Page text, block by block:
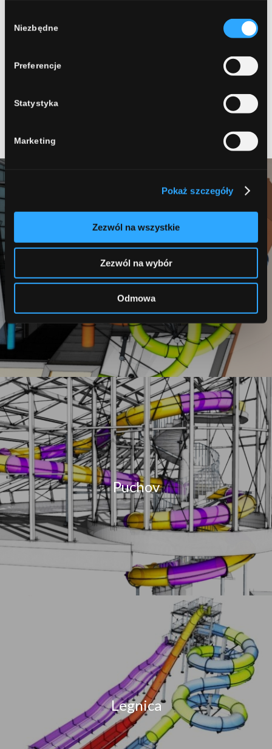
zgody
Niezbędne
Preferencje
Statystyka
Marketing
Pokaż szczegóły
Zezwól na wszystkie
Zezwól na wybór
Odmowa
Chcesz się przyłączyć do dyskusji?
Musisz się , aby móc dodać komentarz.
Zakopane
Puchov
Legnica